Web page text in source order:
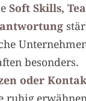
Soft Skills,
besonders.
oder